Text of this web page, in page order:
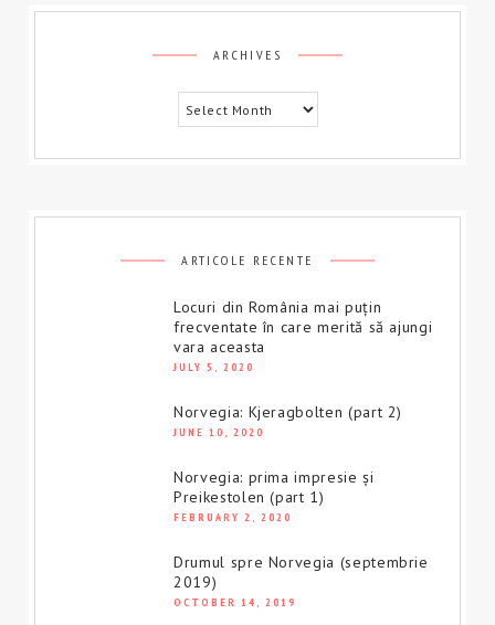
ARCHIVES Archives
ARTICOLE RECENTE
Locuri din România mai puțin
frecventate în care merită să ajungi
vara aceasta
JULY 5, 2020
Norvegia: Kjeragbolten (part 2)
JUNE 10, 2020
Norvegia: prima impresie și
Preikestolen (part 1)
FEBRUARY 2, 2020
Drumul spre Norvegia (septembrie
2019)
OCTOBER 14, 2019